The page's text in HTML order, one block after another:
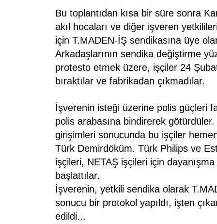
Bu toplantıdan kısa bir süre sonra
akıl hocaları ve diğer işveren
için T.MADEN-İŞ sendikasına üye
Arkadaşlarının sendika değiştirme
protesto etmek üzere, işçiler 24
bıraktılar ve fabrikadan çıkmadılar.
İşverenin isteği üzerine polis güçleri
polis arabasına bindirerek götürdüler.
girişimleri sonucunda bu işçiler
Türk Demirdöküm. Türk Philips ve
işçileri, NETAŞ işçileri için
başlattılar.
İşverenin, yetkili sendika olarak
sonucu bir protokol yapıldı, işten
edildi...